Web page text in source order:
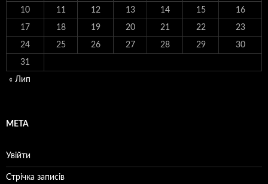
10 11 12 13 14 15 16
17 18 19 20 21 22 23
24 25 26 27 28 29 30
31
« Лип
МЕТА
Увійти
Стрічка записів